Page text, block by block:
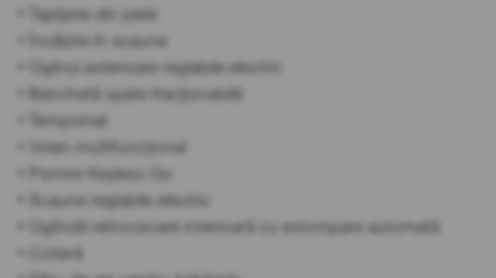
• Tapițerie din piele
• Încălzire în scaune
• Oglinzi exterioare reglabile electric
• Banchetă spate fracționabilă
• Tempomat
• Volan multifuncțional
• Pornire Keyless Go
• Scaune reglabile electric
• Oglindă retrovizoare interioară cu estompare automată
• Cotieră